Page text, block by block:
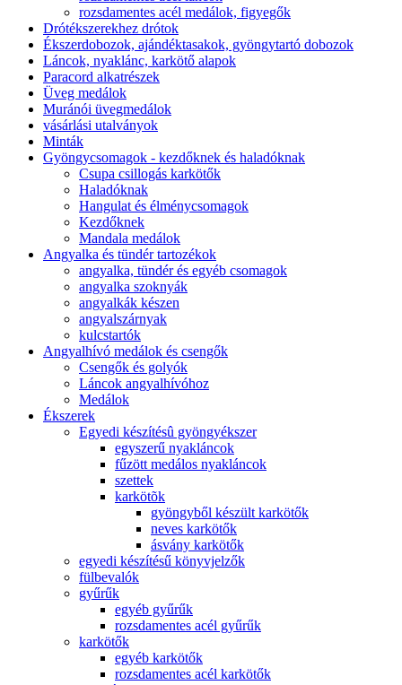
rozsdamentes acél medálok, figyegők
Drótékszerekhez drótok
Ékszerdobozok, ajándéktasakok, gyöngytartó dobozok
Láncok, nyaklánc, karkötő alapok
Paracord alkatrészek
Üveg medálok
Muránói üvegmedálok
vásárlási utalványok
Minták
Gyöngycsomagok - kezdőknek és haladóknak
Csupa csillogás karkötők
Haladóknak
Hangulat és élménycsomagok
Kezdőknek
Mandala medálok
Angyalka és tündér tartozékok
angyalka, tündér és egyéb csomagok
angyalka szoknyák
angyalkák készen
angyalszárnyak
kulcstartók
Angyalhívó medálok és csengők
Csengők és golyók
Láncok angyalhívóhoz
Medálok
Ékszerek
Egyedi készítésû gyöngyékszer
egyszerű nyakláncok
fűzött medálos nyakláncok
szettek
karkötõk
gyöngyből készült karkötők
neves karkötők
ásvány karkötők
egyedi készítésű könyvjelzők
fülbevalók
gyűrűk
egyéb gyűrűk
rozsdamentes acél gyűrűk
karkötők
egyéb karkötők
rozsdamentes acél karkötők